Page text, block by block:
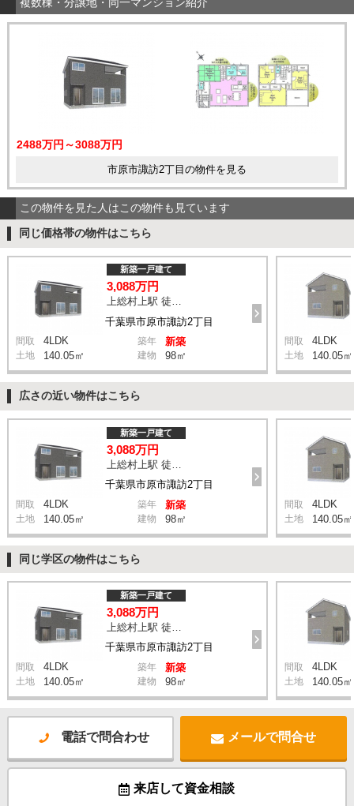
2488万円～3088万円
市原市諏訪2丁目の物件を見る
この物件を見た人はこの物件も見ています
同じ価格帯の物件はこちら
千葉県市原市諏訪2丁目
新築一戸建て
3,088万円
上総村上駅 徒歩14分
間取 4LDK 築年 新築
土地 140.05㎡ 建物 98㎡
間取 4LDK
土地 140.05㎡
広さの近い物件はこちら
千葉県市原市諏訪2丁目
新築一戸建て
3,088万円
間取 4LDK 築年 新築
土地 140.05㎡ 建物 98㎡
間取 4LDK
土地 140.05㎡
同じ学区の物件はこちら
千葉県市原市諏訪2丁目
新築一戸建て
3,088万円
上総村上駅 徒歩14分
間取 4LDK 築年 新築
土地 140.05㎡ 建物 98㎡
間取 4LDK
土地 140.05㎡
電話で問合わせ メールで問合せ
来店して資金相談